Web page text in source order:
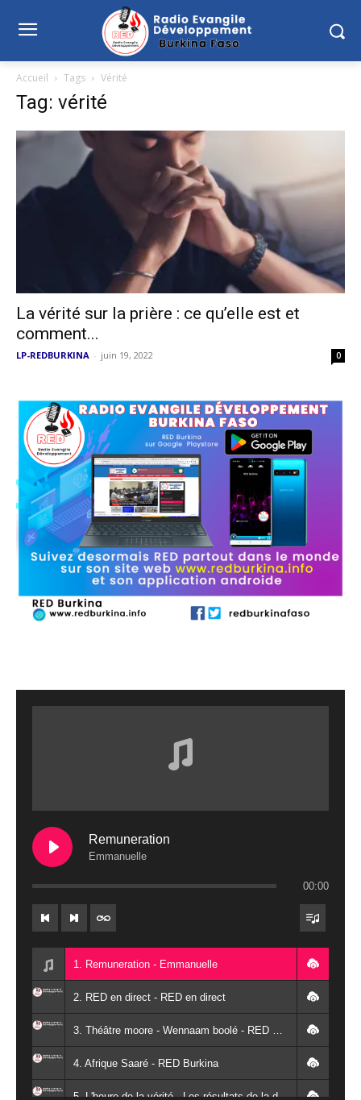
Accueil Tags Vérité
Tag: vérité
La vérité sur la prière : ce qu’elle est et
comment...
LP-REDBURKINA - juin 19, 2022 0
Remuneration
Emmanuelle
00:00
1. Remuneration - Emmanuelle
2. RED en direct - RED en direct
4. Afrique Saaré - RED Burkina
5. L'heure de la vérité - Les résultats de la désodéissance et de l'obeissance - RED Burkina